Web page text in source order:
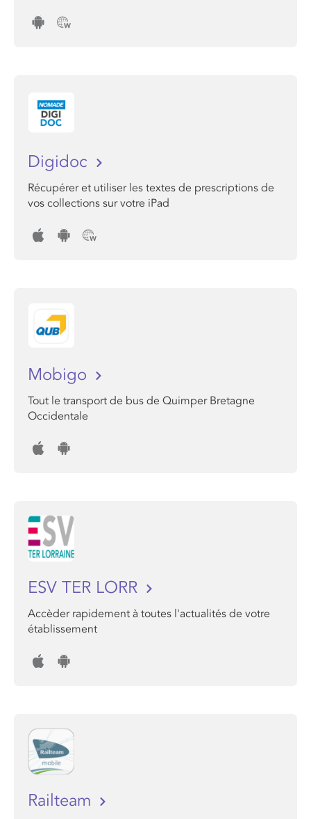
Digidoc
Récupérer et utiliser les textes de prescriptions de
vos collections sur votre iPad
Mobigo
Tout le transport de bus de Quimper Bretagne
Occidentale
ESV TER LORR
Accèder rapidement à toutes l'actualités de votre
établissement
Railteam